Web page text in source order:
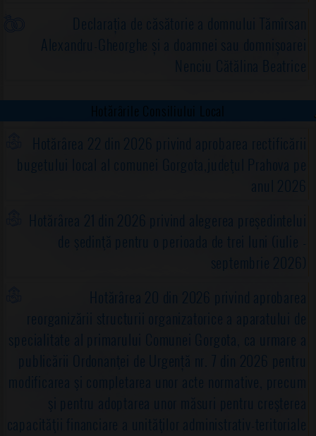
Declarația de căsătorie a domnului Tămîrsan
Alexandru-Gheorghe și a doamnei sau domnișoarei
Nenciu Cătălina Beatrice
Hotărârile Consiliului Local
Hotărârea 22 din 2026 privind aprobarea rectificării
bugetului local al comunei Gorgota,judeţul Prahova pe
anul 2026
Hotărârea 21 din 2026 privind alegerea preşedintelui
de şedinţă pentru o perioada de trei luni (iulie -
septembrie 2026)
Hotărârea 20 din 2026 privind aprobarea
reorganizării structurii organizatorice a aparatului de
specialitate al primarului Comunei Gorgota, ca urmare a
publicării Ordonanţei de Urgență nr. 7 din 2026 pentru
modificarea şi completarea unor acte normative, precum
şi pentru adoptarea unor măsuri pentru creşterea
capacităţii financiare a unităţilor administrativ-teritoriale